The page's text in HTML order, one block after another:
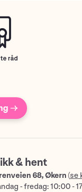
råd
→
& hent
68, Økern (se
- fredag: 10:00 -